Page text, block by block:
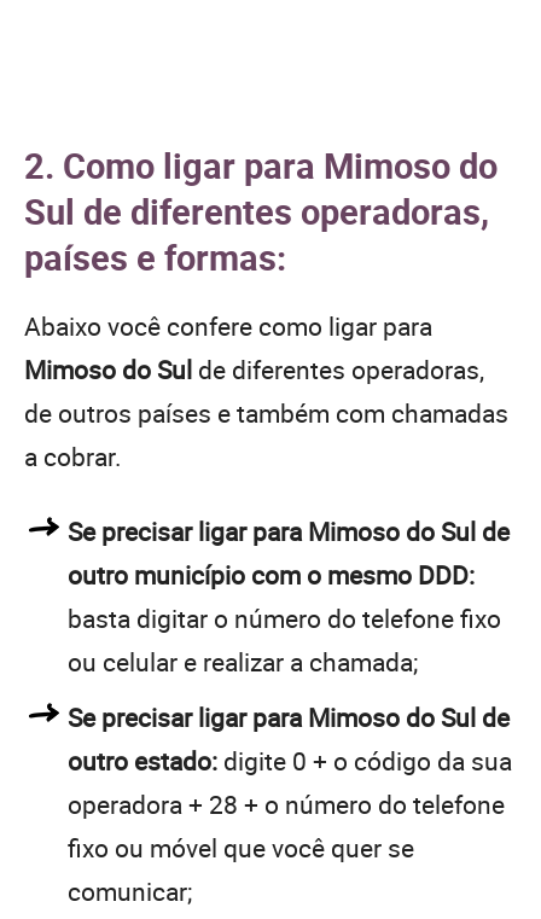
2. Como ligar para Mimoso do
Sul de diferentes operadoras,
países e formas:
Abaixo você confere como ligar para
Mimoso do Sul de diferentes operadoras,
de outros países e também com chamadas
a cobrar.
Se precisar ligar para Mimoso do Sul de
outro município com o mesmo DDD:
basta digitar o número do telefone fixo
ou celular e realizar a chamada;
Se precisar ligar para Mimoso do Sul de
outro estado: digite 0 + o código da sua
operadora + 28 + o número do telefone
fixo ou móvel que você quer se
comunicar;